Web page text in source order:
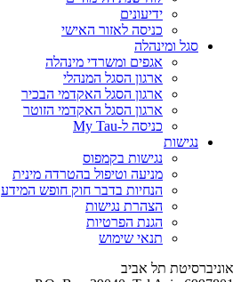
ידיעונים
כניסה לאזור האישי
סגל ומינהלה
אגפים ומשרדי מינהלה
ארגון הסגל המנהלי
ארגון הסגל האקדמי הבכיר
ארגון הסגל האקדמי הזוטר
כניסה ל-My Tau
נגישות
נגישות בקמפוס
מניעה וטיפול בהטרדה מינית
הנחיות בדבר חוק חופש המידע
הצהרת נגישות
הגנת הפרטיות
תנאי שימוש
אוניברסיטת תל אביב